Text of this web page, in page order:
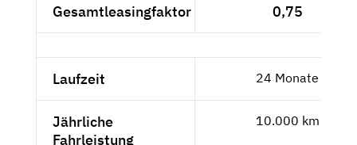
Gesamtleasingfaktor 0,75
Laufzeit 24 Monate
Jährliche
Fahrleistung
10.000 km